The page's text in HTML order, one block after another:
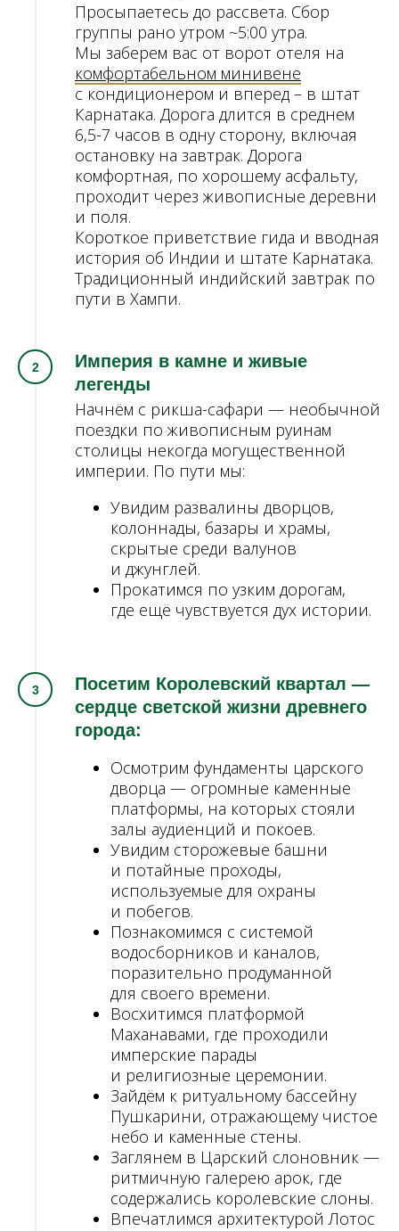
Просыпаетесь до рассвета. Сбор
группы рано утром ~5:00 утра.
Мы заберем вас от ворот отеля на
комфортабельном минивене
с кондиционером и вперед – в штат
Карнатака. Дорога длится в среднем
6,5-7 часов в одну сторону, включая
остановку на завтрак. Дорога
комфортная, по хорошему асфальту,
проходит через живописные деревни
и поля.
Короткое приветствие гида и вводная
история об Индии и штате Карнатака.
Традиционный индийский завтрак по
пути в Хампи.
Империя в камне и живые
легенды
Начнём с рикша-сафари — необычной
поездки по живописным руинам
столицы некогда могущественной
империи. По пути мы:
Увидим развалины дворцов,
колоннады, базары и храмы,
скрытые среди валунов
и джунглей.
Прокатимся по узким дорогам,
где ещё чувствуется дух истории.
Посетим Королевский квартал —
сердце светской жизни древнего
города:
Осмотрим фундаменты царского
дворца — огромные каменные
платформы, на которых стояли
залы аудиенций и покоев.
Увидим сторожевые башни
и потайные проходы,
используемые для охраны
и побегов.
Познакомимся с системой
водосборников и каналов,
поразительно продуманной
для своего времени.
Восхитимся платформой
Маханавами, где проходили
имперские парады
и религиозные церемонии.
Зайдём к ритуальному бассейну
Пушкарини, отражающему чистое
небо и каменные стены.
Заглянем в Царский слоновник —
ритмичную галерею арок, где
содержались королевские слоны.
Впечатлимся архитектурой Лотос